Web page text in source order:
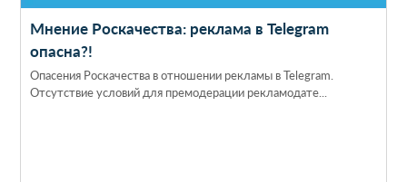
Мнение Роскачества: реклама в Telegram
опасна?!
Опасения Роскачества в отношении рекламы в Telegram.
Отсутствие условий для премодерации рекламодате...